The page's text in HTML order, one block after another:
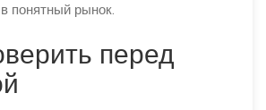
понятный рынок.
перед